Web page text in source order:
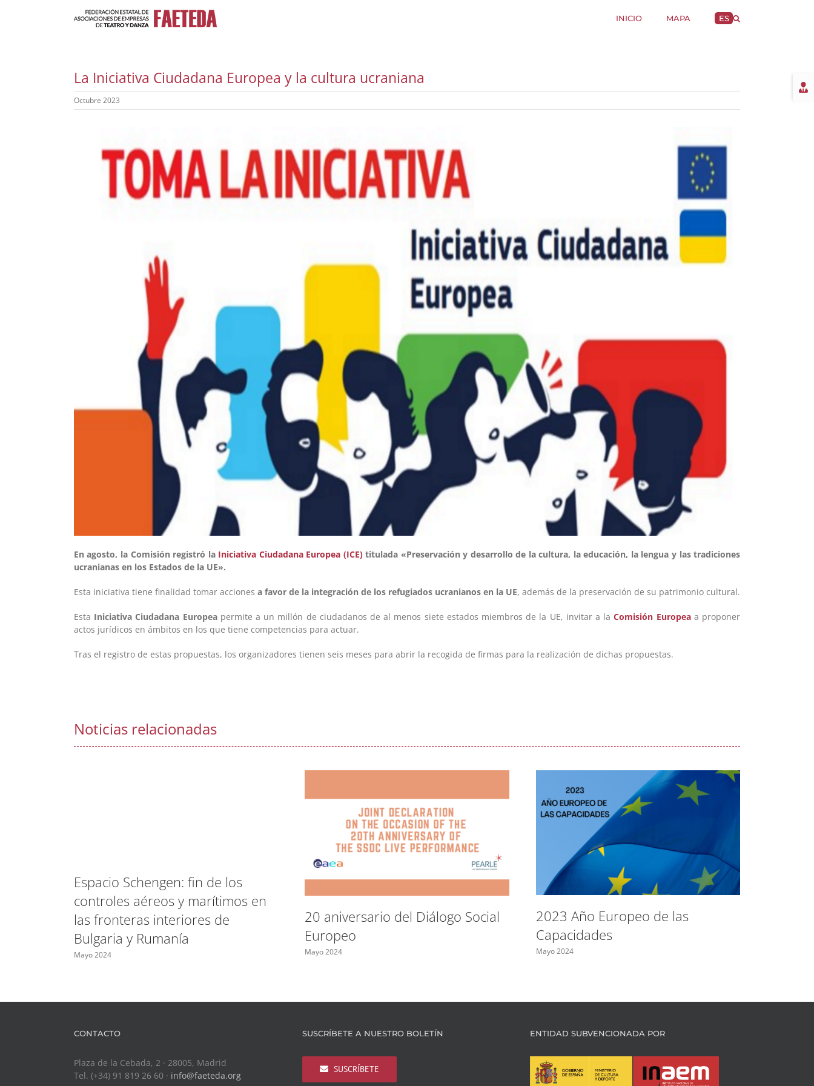
INICIO MAPA ES
La Iniciativa Ciudadana Europea y la cultura ucraniana
Octubre 2023
En agosto, la Comisión registró la Iniciativa Ciudadana Europea (ICE)titulada «Preservación y desarrollo de la cultura, la educación, la lengua y las tradiciones
ucranianas en los Estados de la UE».
Esta iniciativa tiene finalidad tomar acciones a favor de la integración de los refugiados ucranianos en la UE, además de la preservación de su patrimonio cultural.
Esta Iniciativa Ciudadana Europeapermite a un millón de ciudadanos de al menos siete estados miembros de la UE, invitar a laComisión Europeaa proponer
actos jurídicos en ámbitos en los que tiene competencias para actuar.
Tras el registro de estas propuestas, los organizadores tienen seis meses para abrir la recogida de firmas para la realización de dichas propuestas.
Noticias relacionadas
Espacio Schengen: fin de los
controles aéreos y marítimos en
las fronteras interiores de
Bulgaria y Rumanía
Mayo 2024
20 aniversario del Diálogo Social
Europeo
Mayo 2024
2023 Año Europeo de las
Capacidades
Mayo 2024
CONTACTO
Plaza de la Cebada, 2 · 28005, Madrid
Tel. (+34) 91 819 26 60 · info@faeteda.org
SUSCRÍBETE A NUESTRO BOLETÍN
SUSCRÍBETE
ENTIDAD SUBVENCIONADA POR